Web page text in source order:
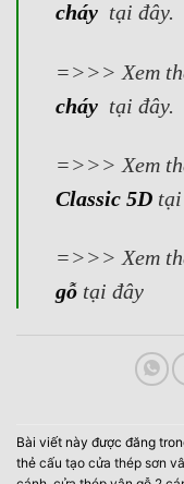
cháytại đây.
=>>> Xem
cháytại đây.
=>>> Xem
Classic 5Dtại
=>>> Xem
gỗ tại đây
Bài viết này được đăng
thẻ cấu tạo cửa thép sơn